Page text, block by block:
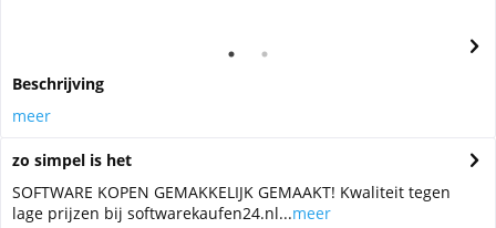
Beschrijving
meer
zo simpel is het
SOFTWARE KOPEN GEMAKKELIJK GEMAAKT! Kwaliteit tegen
lage prijzen bij softwarekaufen24.nl...meer